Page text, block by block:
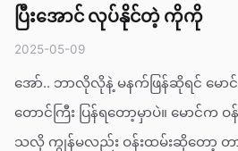
ပြီးအောင် လုပ်နိုင်တဲ့ ကိုကို
2025-05-09
အော်.. ဘာလိုလိုနဲ့ မနက်ဖြန်ဆိုရင် မေ
တောင်ကြီး ပြန်ရတော့မှာပဲ။ မောင်က
သလို ကျွန်မလည်း ဝန်းထမ်းဆိုတော့ တ